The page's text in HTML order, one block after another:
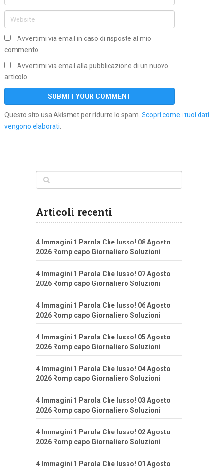
Avvertimi via email in caso di risposte al mio
commento.
Avvertimi via email alla pubblicazione di un nuovo
articolo.
Questo sito usa Akismet per ridurre lo spam. Scopri come i tuoi dati
vengono elaborati.
Articoli recenti
4 Immagini 1 Parola Che lusso! 08 Agosto
2026 Rompicapo Giornaliero Soluzioni
4 Immagini 1 Parola Che lusso! 07 Agosto
2026 Rompicapo Giornaliero Soluzioni
4 Immagini 1 Parola Che lusso! 06 Agosto
2026 Rompicapo Giornaliero Soluzioni
4 Immagini 1 Parola Che lusso! 05 Agosto
2026 Rompicapo Giornaliero Soluzioni
4 Immagini 1 Parola Che lusso! 04 Agosto
2026 Rompicapo Giornaliero Soluzioni
4 Immagini 1 Parola Che lusso! 03 Agosto
2026 Rompicapo Giornaliero Soluzioni
4 Immagini 1 Parola Che lusso! 02 Agosto
2026 Rompicapo Giornaliero Soluzioni
4 Immagini 1 Parola Che lusso! 01 Agosto